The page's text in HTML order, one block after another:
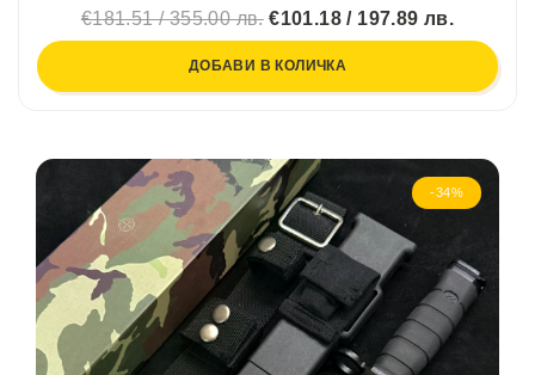
€181.51 / 355.00 лв.€101.18 / 197.89 лв.
ДОБАВИ В КОЛИЧКА
-34%